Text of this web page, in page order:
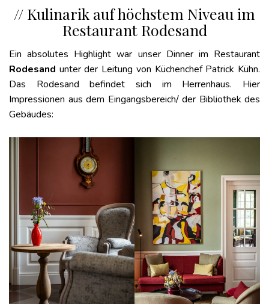
// Kulinarik auf höchstem Niveau im
Restaurant Rodesand
Ein absolutes Highlight war unser Dinner im Restaurant
Rodesand unter der Leitung von Küchenchef Patrick Kühn.
Das Rodesand befindet sich im Herrenhaus. Hier
Impressionen aus dem Eingangsbereich/ der Bibliothek des
Gebäudes: